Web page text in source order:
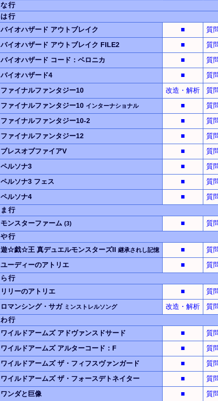
な行
は行
バイオハザード アウトブレイク ■ 質
バイオハザード アウトブレイク FILE2 ■ 質
バイオハザード コード：ベロニカ ■ 質
バイオハザード4
■ 質
ファイナルファンタジー10
改造・解析 質
ファイナルファンタジー10 インターナショナル ■ 質
ファイナルファンタジー10-2
■ 質
ファイナルファンタジー12
■ 質
ブレスオブファイアV
■ 質
ペルソナ3
■ 質
ペルソナ3 フェス ■ 質
ペルソナ4
■ 質
ま行
モンスターファーム (3) ■ 質
や行
遊☆戯☆王 真デュエルモンスターズII 継承されし記憶 ■ 質
ユーディーのアトリエ
■ 質
ら行
リリーのアトリエ
■ 質
ロマンシング・サガ ミンストレルソング 改造・解析 質
わ行
ワイルドアームズ アドヴァンスドサード ■ 質
ワイルドアームズ アルターコード：F ■ 質
ワイルドアームズザ・フィフスヴァンガード ■ 質
ワイルドアームズザ・フォースデトネイター ■ 質
ワンダと巨像
■ 質